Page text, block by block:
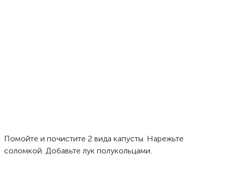
Помойте и почистите 2 вида капусты. Нарежьте
соломкой. Добавьте лук полукольцами.